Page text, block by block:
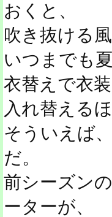
おくと、
吹き抜ける
いつまでも
衣替えで衣
入れ替える
そういえば
だ。
前シーズン
ーターが、